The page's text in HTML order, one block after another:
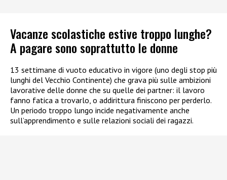
Vacanze scolastiche estive troppo lunghe?
A pagare sono soprattutto le donne
13 settimane di vuoto educativo in vigore (uno degli stop più
lunghi del Vecchio Continente) che grava più sulle ambizioni
lavorative delle donne che su quelle dei partner: il lavoro
fanno fatica a trovarlo, o addirittura finiscono per perderlo.
Un periodo troppo lungo incide negativamente anche
sull’apprendimento e sulle relazioni sociali dei ragazzi.